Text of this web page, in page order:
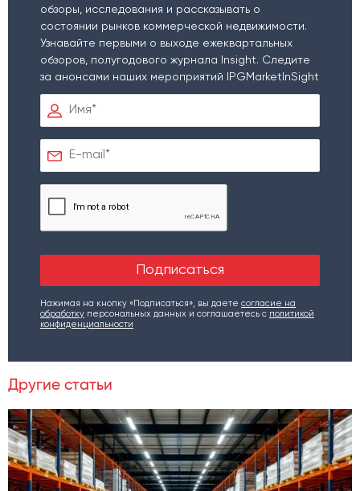
обзоры, исследования и рассказывать о
состоянии рынков коммерческой недвижимости.
Узнавайте первыми о выходе ежеквартальных
обзоров, полугодового журнала Insight. Следите
за анонсами наших мероприятий IPGMarketInSight
Нажимая на кнопку «Подписаться», вы даете согласие на
обработку персональных данных и соглашаетесь c политикой
конфиденциальности
Другие статьи